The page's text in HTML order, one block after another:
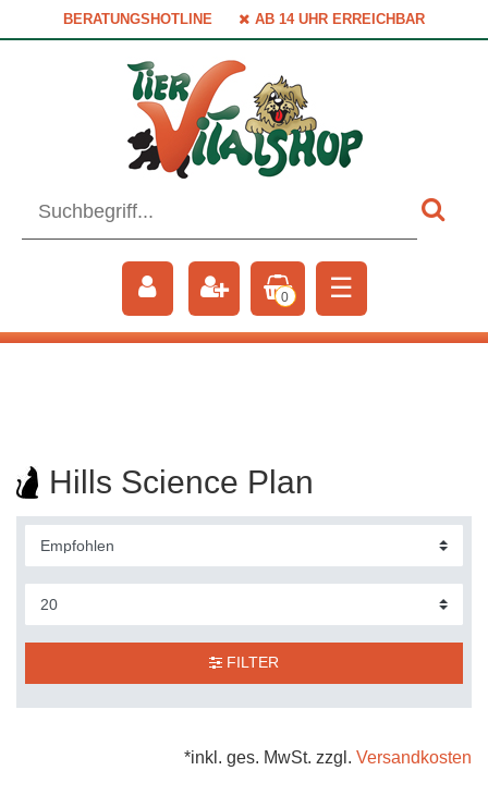
BERATUNGSHOTLINE AB 14 UHR ERREICHBAR
0 ☰
Hills Science Plan
FILTER
*inkl. ges. MwSt. zzgl. Versandkosten